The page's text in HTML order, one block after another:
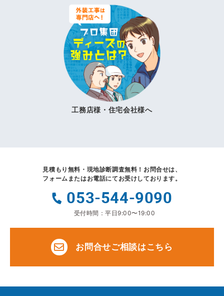
工務店様・住宅会社様へ
見積もり無料・現地診断調査無料！ お問合せは、
フォームまたはお電話にてお受けしております。
053-544-9090
受付時間：平日9:00〜19:00
お問合せご相談はこちら